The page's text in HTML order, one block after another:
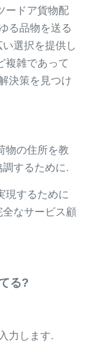
ードア貨物配
る品物を送る
選択を提供し
複雑であって
決策を見つけ
物の住所を教
するために.
現するために
なサービス顧
る?
力します.